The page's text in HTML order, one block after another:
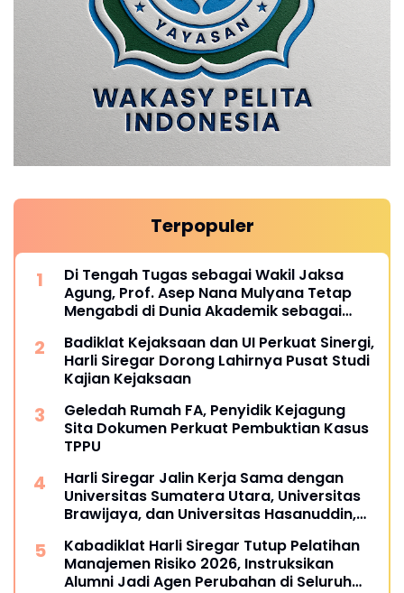
Terpopuler
Di Tengah Tugas sebagai Wakil Jaksa
Agung, Prof. Asep Nana Mulyana Tetap
Mengabdi di Dunia Akademik sebagai
Badiklat Kejaksaan dan UI Perkuat Sinergi,
Harli Siregar Dorong Lahirnya Pusat Studi
Kajian Kejaksaan
Geledah Rumah FA, Penyidik Kejagung
Sita Dokumen Perkuat Pembuktian Kasus
TPPU
Harli Siregar Jalin Kerja Sama dengan
Universitas Sumatera Utara, Universitas
Brawijaya, dan Universitas Hasanuddin,
Tempuh Pendidikan Doktor (S3) Hukum
Kabadiklat Harli Siregar Tutup Pelatihan
Manajemen Risiko 2026, Instruksikan
Alumni Jadi Agen Perubahan di Seluruh